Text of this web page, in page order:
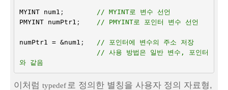
MYINT num1 ;
// MYINT로 변수 선언
PMYINT
numPtr1 ; // PMYINT로 포인터 변수 선언
numPtr1 = &num1 ;
// 포인터에 변수의 주소 저장
// 사용 방법은 일반 변수, 포인터
와 같음
이처럼 typedef 로 정의한 별칭을 사용자 정의 자료형,